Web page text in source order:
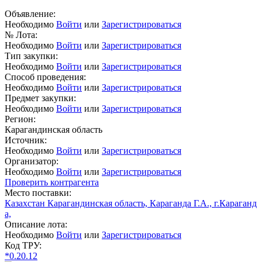
Объявление:
Необходимо Войти или Зарегистрироваться
№ Лота:
Необходимо Войти или Зарегистрироваться
Тип закупки:
Необходимо Войти или Зарегистрироваться
Способ проведения:
Необходимо Войти или Зарегистрироваться
Предмет закупки:
Необходимо Войти или Зарегистрироваться
Регион:
Карагандинская область
Источник:
Необходимо Войти или Зарегистрироваться
Организатор:
Необходимо Войти или Зарегистрироваться
Проверить контрагента
Место поставки:
Казахстан Карагандинская область, Караганда Г.А., г.Караганд
а,
Описание лота:
Необходимо Войти или Зарегистрироваться
Код ТРУ:
*0.20.12